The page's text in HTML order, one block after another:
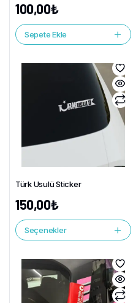
100,00₺
Sepete Ekle
Türk Usulü Sticker
150,00₺
Seçenekler